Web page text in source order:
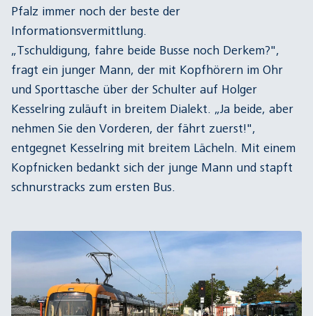
Pfalz immer noch der beste der
Informationsvermittlung.
„Tschuldigung, fahre beide Busse noch Derkem?",
fragt ein junger Mann, der mit Kopfhörern im Ohr
und Sporttasche über der Schulter auf Holger
Kesselring zuläuft in breitem Dialekt. „Ja beide, aber
nehmen Sie den Vorderen, der fährt zuerst!",
entgegnet Kesselring mit breitem Lächeln. Mit einem
Kopfnicken bedankt sich der junge Mann und stapft
schnurstracks zum ersten Bus.